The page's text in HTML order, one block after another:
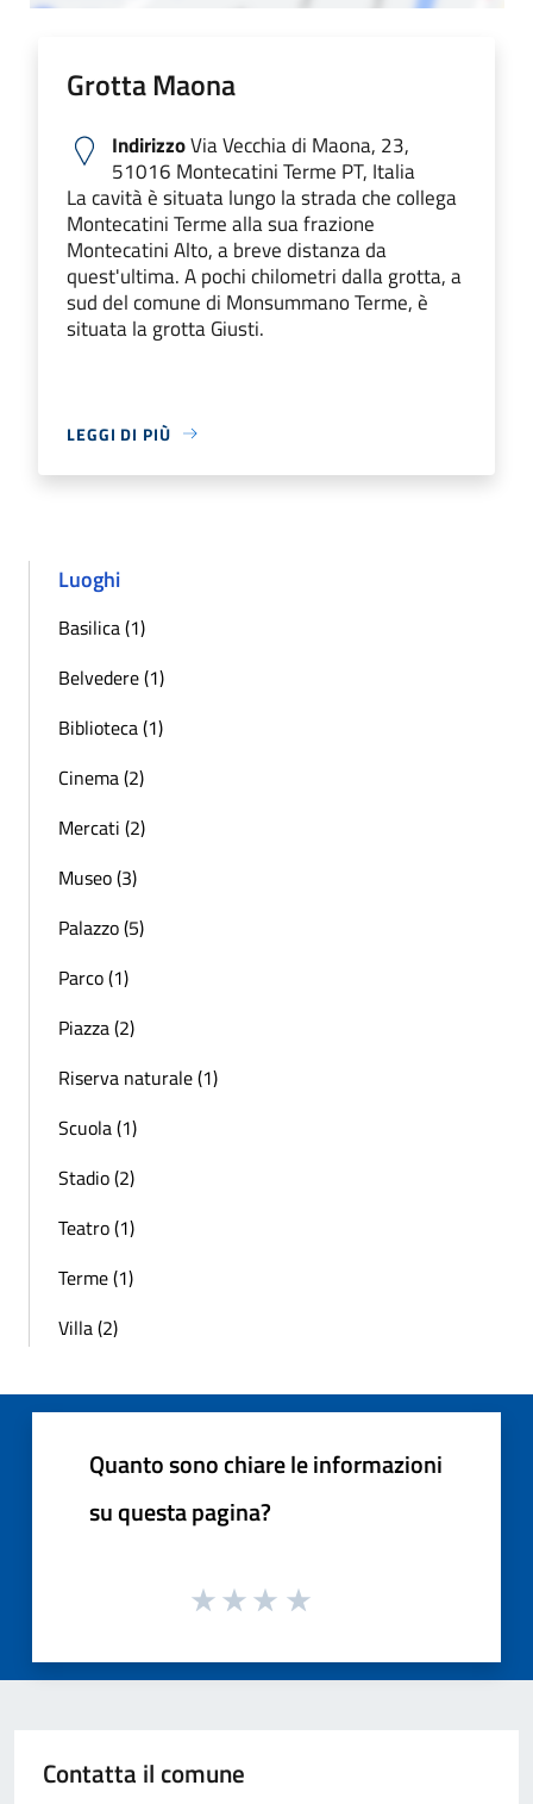
Grotta Maona
IndirizzoVia Vecchia di Maona, 23,
51016 Montecatini Terme PT, Italia
La cavità è situata lungo la strada che collega
Montecatini Terme alla sua frazione
Montecatini Alto, a breve distanza da
quest'ultima. A pochi chilometri dalla grotta, a
sud del comune di Monsummano Terme, è
situata la grotta Giusti.
LEGGI DI PIÙ
Luoghi
Basilica (1)
Belvedere (1)
Biblioteca (1)
Cinema (2)
Mercati (2)
Museo (3)
Palazzo (5)
Parco (1)
Piazza (2)
Riserva naturale (1)
Scuola (1)
Stadio (2)
Teatro (1)
Terme (1)
Villa (2)
Quanto sono chiare le informazioni
su questa pagina?
Contatta il comune